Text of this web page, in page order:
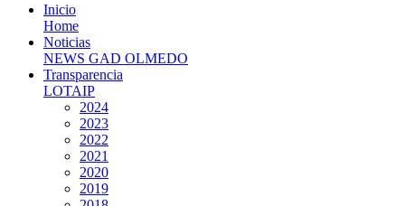
Inicio
Home
Noticias
NEWS GAD OLMEDO
Transparencia
LOTAIP
2024
2023
2022
2021
2020
2019